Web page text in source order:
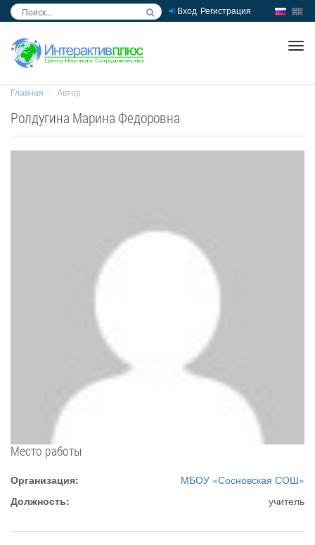
Вход Регистрация
Главная Автор
Ролдугина Марина Федоровна
Место работы
Организация:
МБОУ «Сосновская СОШ»
Должность:
учитель